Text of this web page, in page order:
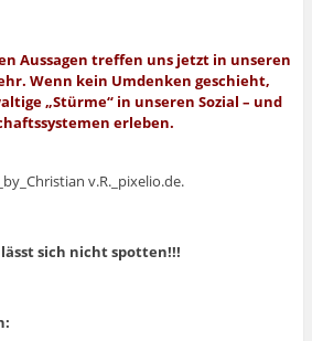
Aussagen treffen uns jetzt in unseren
Wenn kein Umdenken geschieht,
„Stürme“ in unseren Sozial – und
erleben.
v.R._pixelio.de.
sich nicht spotten!!!